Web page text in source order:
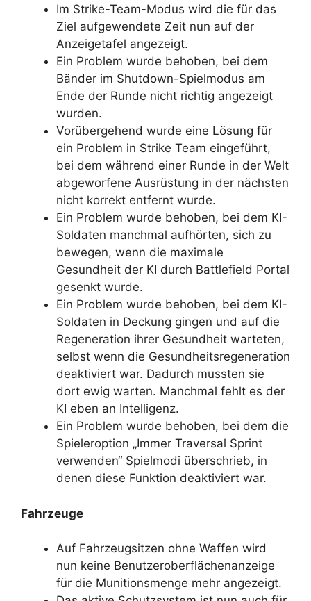
Im Strike-Team-Modus wird die für das
Ziel aufgewendete Zeit nun auf der
Anzeigetafel angezeigt.
Ein Problem wurde behoben, bei dem
Bänder im Shutdown-Spielmodus am
Ende der Runde nicht richtig angezeigt
wurden.
Vorübergehend wurde eine Lösung für
ein Problem in Strike Team eingeführt,
bei dem während einer Runde in der Welt
abgeworfene Ausrüstung in der nächsten
nicht korrekt entfernt wurde.
Ein Problem wurde behoben, bei dem KI-
Soldaten manchmal aufhörten, sich zu
bewegen, wenn die maximale
Gesundheit der KI durch Battlefield Portal
gesenkt wurde.
Ein Problem wurde behoben, bei dem KI-
Soldaten in Deckung gingen und auf die
Regeneration ihrer Gesundheit warteten,
selbst wenn die Gesundheitsregeneration
deaktiviert war. Dadurch mussten sie
dort ewig warten. Manchmal fehlt es der
KI eben an Intelligenz.
Ein Problem wurde behoben, bei dem die
Spieleroption „Immer Traversal Sprint
verwenden“ Spielmodi überschrieb, in
denen diese Funktion deaktiviert war.
Fahrzeuge
Auf Fahrzeugsitzen ohne Waffen wird
nun keine Benutzeroberflächenanzeige
für die Munitionsmenge mehr angezeigt.